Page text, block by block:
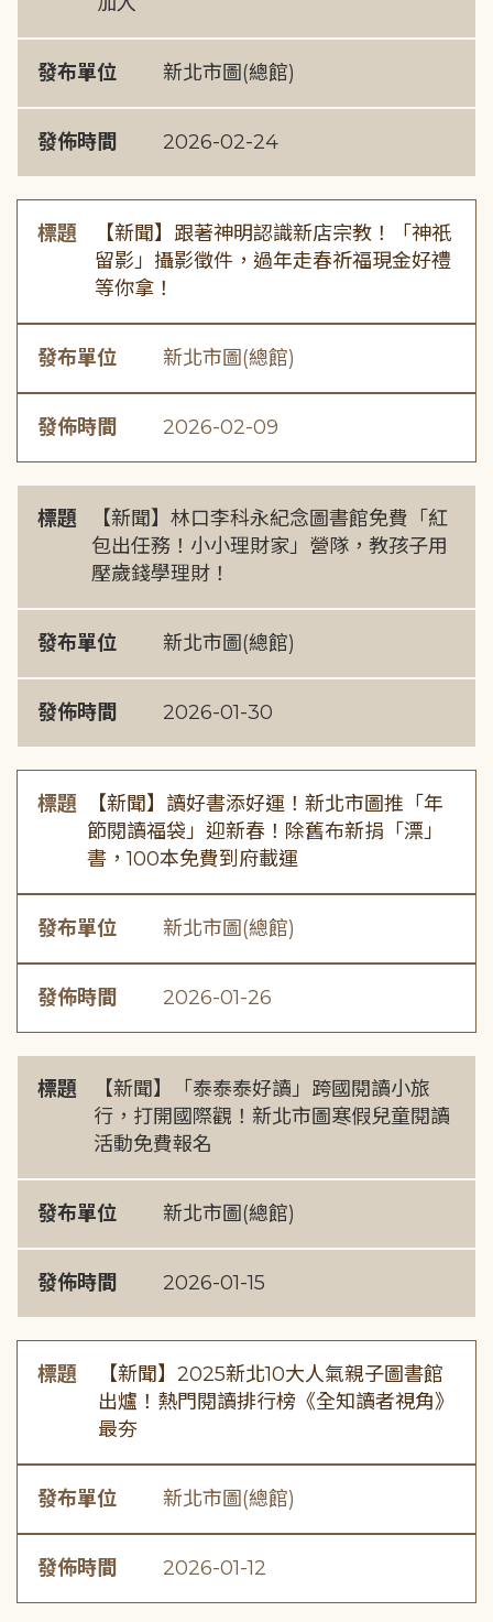
發布單位 新北市圖(總館)
發佈時間 2026-02-24
標題
【新聞】跟著神明認識新店宗教！「神祇
留影」攝影徵件，過年走春祈福現金好禮
等你拿！
發布單位 新北市圖(總館)
發佈時間 2026-02-09
標題
【新聞】林口李科永紀念圖書館免費「紅
包出任務！小小理財家」營隊，教孩子用
壓歲錢學理財！
發布單位 新北市圖(總館)
發佈時間 2026-01-30
標題
【新聞】讀好書添好運！新北市圖推「年
節閱讀福袋」迎新春！除舊布新捐「漂」
書，100本免費到府載運
發布單位 新北市圖(總館)
發佈時間 2026-01-26
標題
【新聞】「泰泰泰好讀」跨國閱讀小旅
行，打開國際觀！新北市圖寒假兒童閱讀
活動免費報名
發布單位 新北市圖(總館)
發佈時間 2026-01-15
標題
【新聞】2025新北10大人氣親子圖書館
出爐！熱門閱讀排行榜《全知讀者視角》
最夯
發布單位 新北市圖(總館)
發佈時間 2026-01-12